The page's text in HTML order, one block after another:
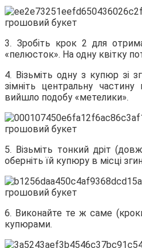
3. Зробіть крок 2 для
«пелюсток». На одну квітку
4. Візьміть одну з купюр зі
зімніть центральну
вийшло подобу «метелики».
5. Візьміть тонкий дріт
оберніть їй купюру в місці
6. Виконайте те ж саме
купюрами.